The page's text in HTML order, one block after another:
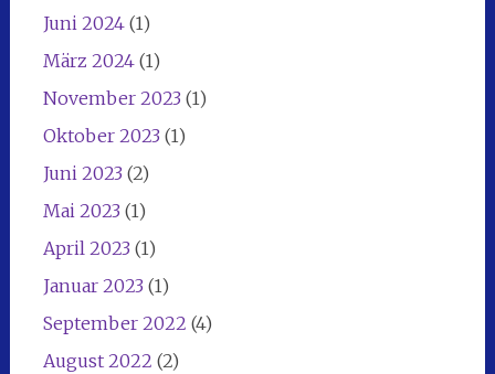
Juni 2024(1)
März 2024(1)
November 2023 (1)
Oktober 2023 (1)
Juni 2023 (2)
Mai 2023 (1)
April 2023 (1)
Januar 2023 (1)
September 2022 (4)
August 2022 (2)